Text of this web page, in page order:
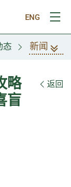
ENG
打
态 新闻
略
盲
返回